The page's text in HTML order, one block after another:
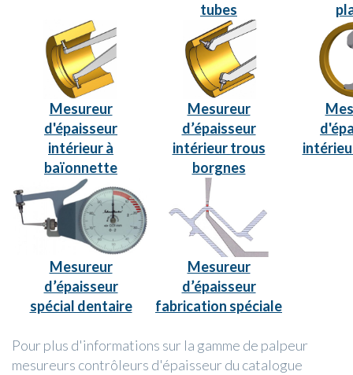
tubes
Mesureur
d'épaisseur
intérieur à
baïonnette
Mesureur
d’épaisseur
intérieur trous
borgnes
Mesureur
d’épaisseur
spécial dentaire
Mesureur
d’épaisseur
fabrication spéciale
Pour plus d'informations sur la gamme de palpeur
mesureurs contrôleurs d'épaisseur du catalogue